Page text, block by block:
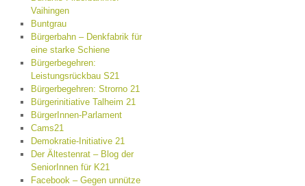
Vaihingen
Buntgrau
Bürgerbahn – Denkfabrik für
eine starke Schiene
Bürgerbegehren:
Leistungsrückbau S21
Bürgerbegehren: Strorno 21
Bürgerinitiative Talheim 21
BürgerInnen-Parlament
Cams21
Demokratie-Initiative 21
Der Ältestenrat – Blog der
SeniorInnen für K21
Facebook – Gegen unnütze